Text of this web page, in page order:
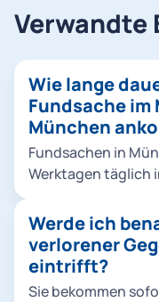
Verwandte
Wie lange
Fundsache im
München
Fundsachen in
Werktagen täglich
Werde ich
verlorener
eintrifft?
Sie bekommen